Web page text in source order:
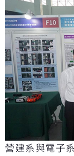
營建系與電子